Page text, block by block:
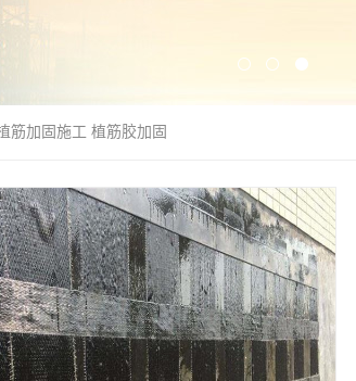
筋加固施工 植筋胶加固